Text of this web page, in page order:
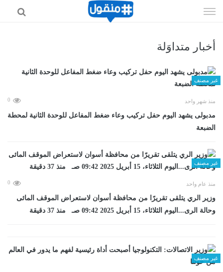
الى
أخبار متداوَلة
غير مصنف
منذ شهر واحد 0
مدبولى يشهد اليوم حفل تركيب وعاء ضغط المفاعل للوحدة الثانية لمحطة
الضبعة
غير مصنف
منذ عام واحد 0
وزير الري يتلقى تقريرًا من محافظة أسوان لاستعراض الموقف المائى
وحالة الرى...اليوم الثلاثاء، 15 أبريل 2025 09:42 صـ منذ 37 دقيقة
غير مصنف